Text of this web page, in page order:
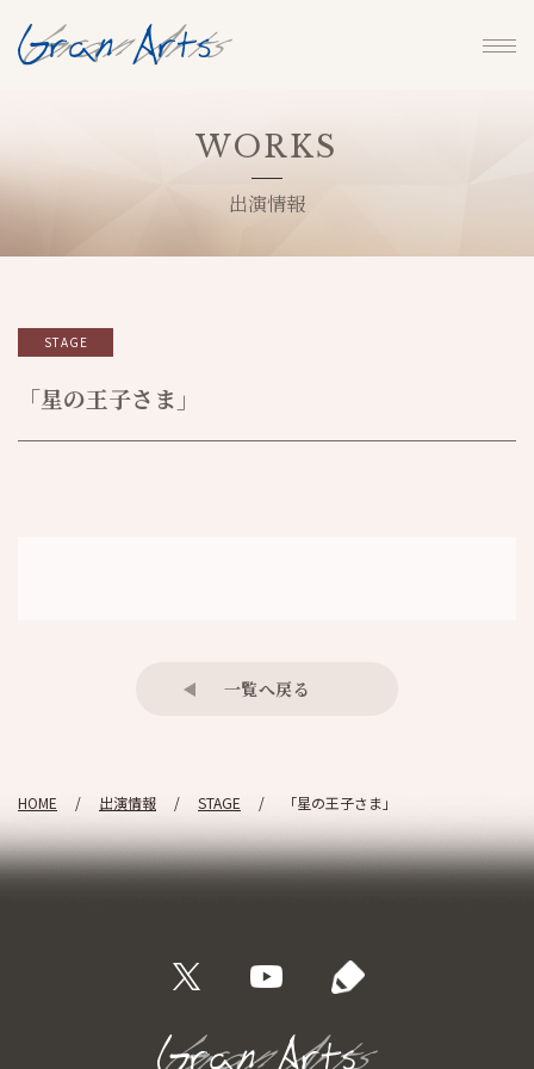
WORKS
出演情報
STAGE
「星の王子さま」
一覧へ戻る
HOME 出演情報 STAGE 「星の王子さま」